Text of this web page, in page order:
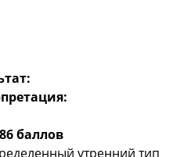
баллов
утренний тип